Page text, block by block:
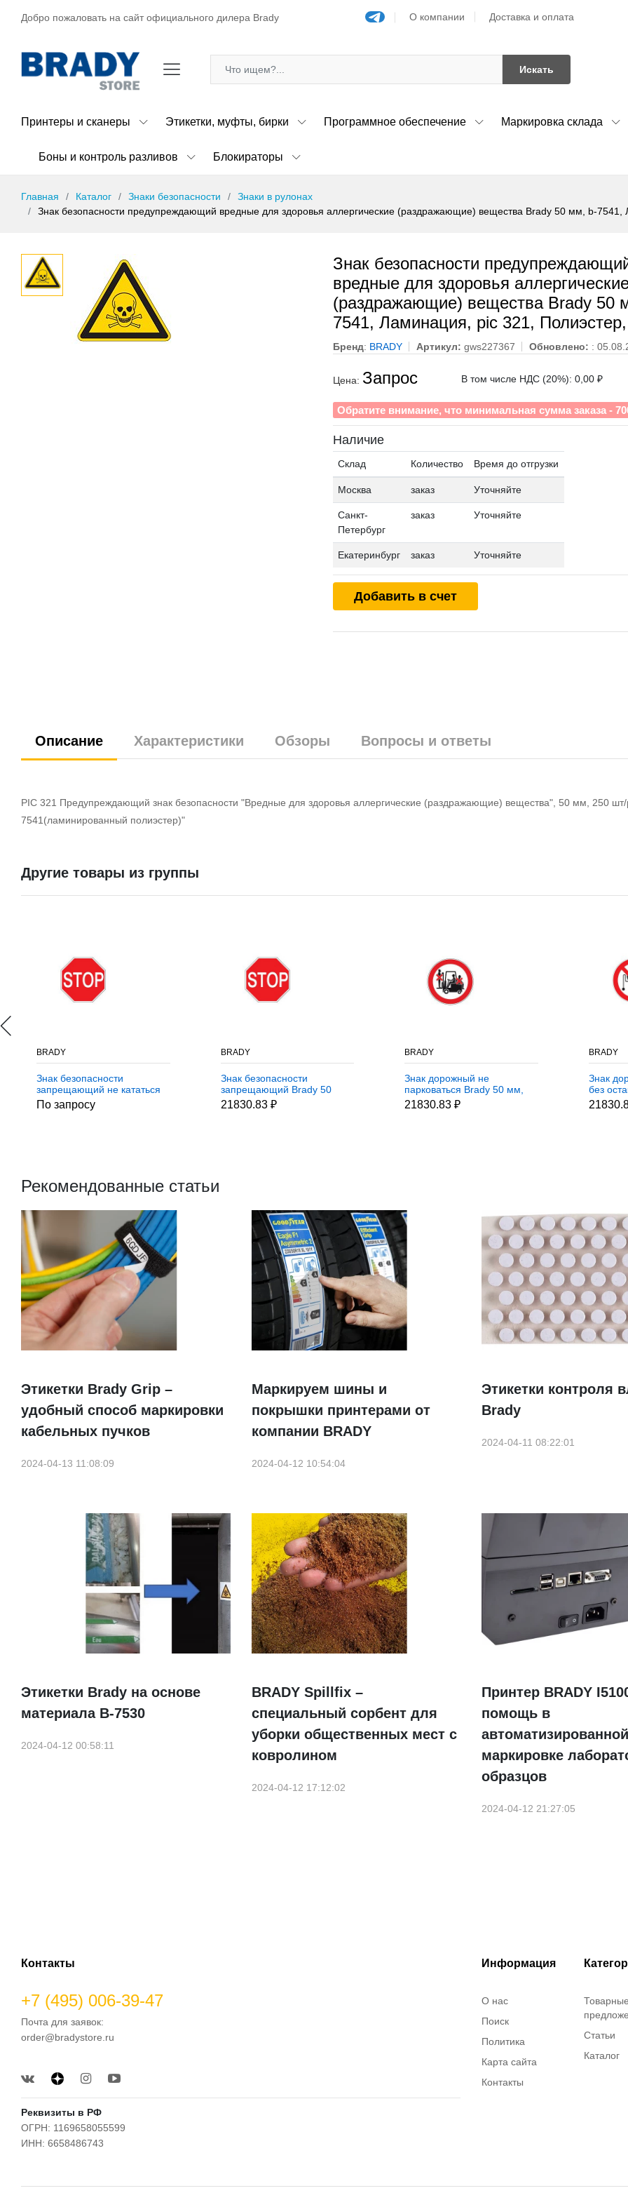
Добро пожаловать на сайт официального дилера Brady О компании Доставка и оплата
Искать
Принтеры и сканеры Этикетки, муфты, бирки Программное обеспечение Маркировка склада
Боны и контроль разливов Блокираторы
Главная Каталог Знаки безопасности
Знаки в рулонах
Знак безопасности предупреждающий вредные для здоровья аллергические (раздражающие) вещества Brady 50 мм, b-
Знак безопасности
вредные для здоровья
(раздражающие) вещества Brady 50
7541, Ламинация, pic 321,
Бренд: BRADY Артикул: gws227367 Обновлено: :
Цена: Запрос В том числе НДС (20%): 0,00 ₽
Обратите внимание, что минимальная сумма заказа -
Наличие
Склад Количество Время до отгрузки
Москва заказ Уточняйте
Санкт-
Петербург
заказ Уточняйте
Екатеринбург заказ Уточняйте
Добавить в счет
Описание Характеристики Обзоры Вопросы и ответы
PIC 321 Предупреждающий знак безопасности "Вредные для здоровья аллергические (раздражающие) вещества", 50 мм, 250 шт/
7541(ламинированный полиэстер)"
Другие товары из группы
BRADY
Знак безопасности
запрещающий не кататься
на погрузчике Brady 50 мм,
b-7541, Ламинация, pic
По запросу
BRADY
Знак безопасности
запрещающий Brady 50
мм, b-7541, Ламинация,
pic 215, Полиэстер, 250 шт
21830.83 ₽
BRADY
Знак дорожный не
парковаться Brady 50 мм,
b-7541, Ламинация, pic
225, Полиэстер, 250 шт
21830.83 ₽
BRADY
Знак
без
Brady
Рекомендованные статьи
Этикетки Brady Grip –
удобный способ маркировки
кабельных пучков
2024-04-13 11:08:09
Маркируем шины и
покрышки принтерами от
компании BRADY
2024-04-12 10:54:04
Этикетки контроля
Brady
2024-04-11 08:22:01
Этикетки Brady на основе
материала B-7530
2024-04-12 00:58:11
BRADY Spillfix –
специальный сорбент для
уборки общественных мест с
ковролином
2024-04-12 17:12:02
Принтер BRADY
помощь в
автоматизированной
маркировке
образцов
2024-04-12 21:27:05
Контакты
+7 (495) 006-39-47
Почта для заявок:
order@bradystore.ru
Реквизиты в РФ
ОГРН: 1169658055599
ИНН: 6658486743
Информация
О нас
Поиск
Политика
Карта сайта
Контакты
Товарные
Статьи
Каталог